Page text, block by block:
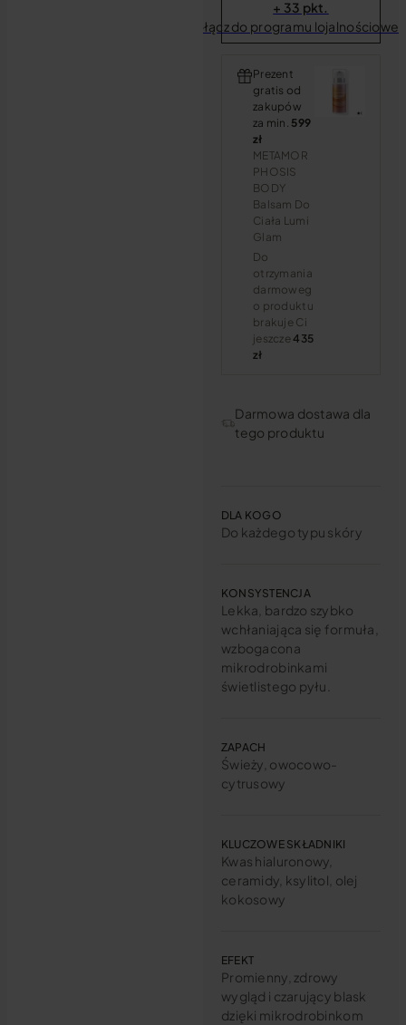
+ 33 pkt.
Dołącz do programu
Prezent
gratis od
zakupów
za min. 599
zł
METAMOR
PHOSIS
BODY
Balsam Do
Ciała Lumi
Glam
Do
otrzymania
darmoweg
o produktu
brakuje Ci
jeszcze435
zł
Darmowa dostawa dla
tego produktu
DLA KOGO
Do każdego typu skóry
KONSYSTENCJA
Lekka, bardzo szybko
wchłaniająca się formuła,
wzbogacona
mikrodrobinkami
świetlistego pyłu.
ZAPACH
Świeży, owocowo-
cytrusowy
KLUCZOWE SKŁADNIKI
Kwas hialuronowy,
ceramidy, ksylitol, olej
kokosowy
EFEKT
Promienny, zdrowy
wygląd i czarujący blask
dzięki mikrodrobinkom